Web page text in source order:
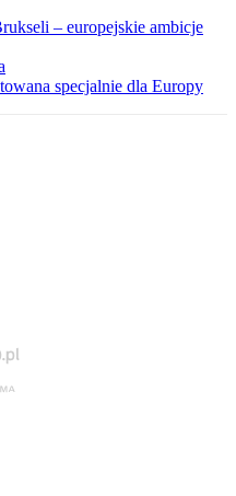
– europejskie ambicje
specjalnie dla Europy